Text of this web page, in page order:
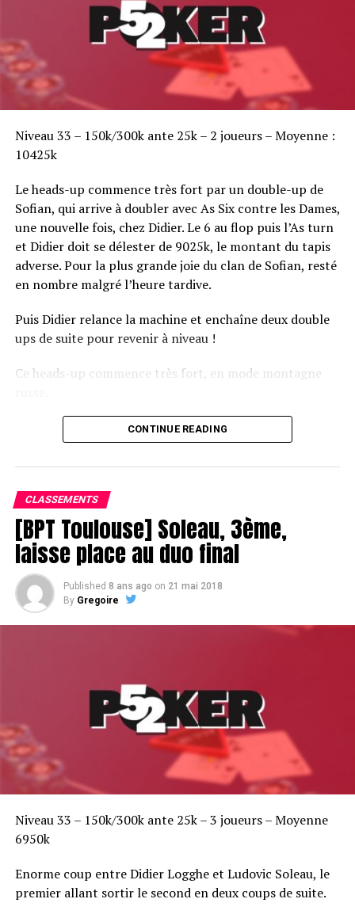
Niveau 33 – 150k/300k ante 25k – 2 joueurs – Moyenne :
10425k
Le heads-up commence très fort par un double-up de
Sofian, qui arrive à doubler avec As Six contre les Dames,
une nouvelle fois, chez Didier. Le 6 au flop puis l’As turn
et Didier doit se délester de 9025k, le montant du tapis
adverse. Pour la plus grande joie du clan de Sofian, resté
en nombre malgré l’heure tardive.
Puis Didier relance la machine et enchaîne deux double
ups de suite pour revenir à niveau !
Ce heads-up commence très fort, en mode montagne
Le champagne va réchauffer si les deux finalistes ne se décident pas !
CONTINUE READING
CLASSEMENTS
[BPT Toulouse] Soleau, 3ème,
laisse place au duo final
Published 8 ans ago on 21 mai 2018
By Gregoire
Niveau 33 – 150k/300k ante 25k – 3 joueurs – Moyenne
6950k
Enorme coup entre Didier Logghe et Ludovic Soleau, le
premier allant sortir le second en deux coups de suite.